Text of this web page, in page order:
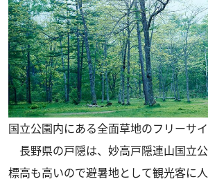
国立公園内にある全面草地のフリーサイ
長野県の戸隠は、妙高戸隠連山国立公
標高も高いので避暑地として観光客に